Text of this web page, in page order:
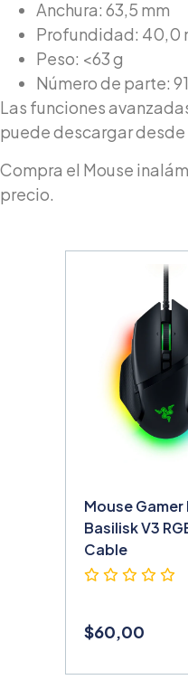
Anchura: 63,5 mm
Profundidad: 40,0
Peso: <63 g
Número de parte:
Las funciones
puede descargar desde
Compra el Mouse
precio.
Mouse Gamer
Basilisk V3
Cable
$60,00